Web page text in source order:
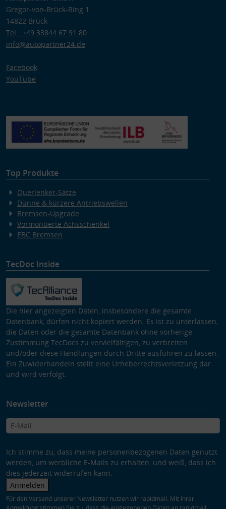
Gregor-von-Brück-Ring 1
14822 Brück
Tel.: +49 33844 67 91 80
info@autopartner24.de
Facebook
YouTube
Top Produkte
Querlenker-Sätze
Dünne & kürzere Antriebswellen
Bremsen-Upgrade
Vormontierte Achsschenkel
EBC Bremsen
TecDoc Inside
Die hier angezeigten Daten, insbesondere die gesamte
Datenbank, dürfen nicht kopiert werden. Es ist zu unterlassen,
die Daten oder die gesamte Datenbank ohne vorherige
Zustimmung TecDocs zu vervielfältigen, zu verbreiten
und/oder diese Handlungen durch Dritte ausführen zu lassen.
Ein Zuwiderhandeln stellt eine Urheberrechtsverletzung dar
und wird verfolgt.
Newsletter
Ich stimme zu, dass meine personenbezogenen Daten genutzt
werden, um werbliche E-Mails zu erhalten, und weiß, dass ich
dies jederzeit widerrufen kann.
Anmelden
Für den Versand unserer Newsletter nutzen wir rapidmail. Mit Ihrer